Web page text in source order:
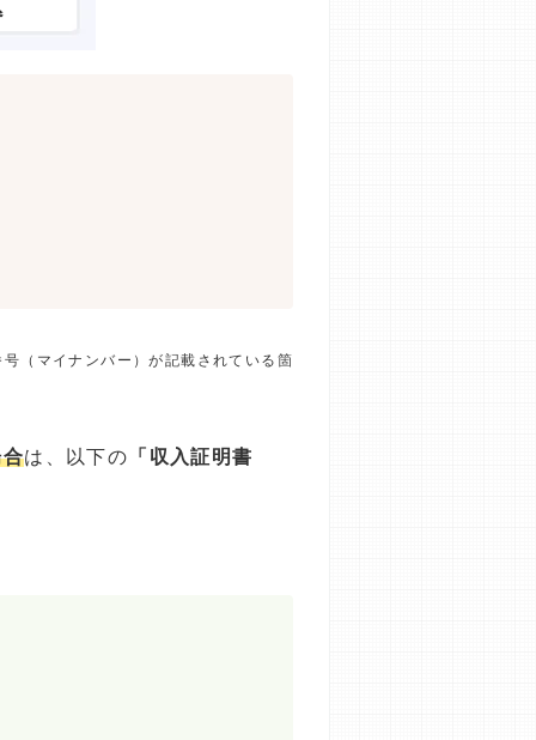
（マイナンバー）が記載されている箇
は、以下の 「収入証明書